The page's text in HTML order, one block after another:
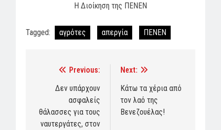
Η Διοίκηση της ΠΕΝΕΝ
Tagged: αγρότες απεργία ΠΕΝΕΝ
navigation
Previous:
Δεν υπάρχουν
ασφαλείς
θάλασσες για τους
ναυτεργάτες, στον
Next:
Κάτω τα χέρια από
τον λαό της
Βενεζουέλας!